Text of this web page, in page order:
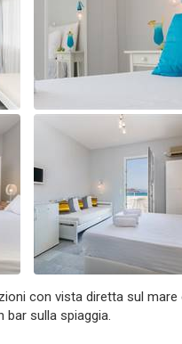
con vista diretta sul mare
sulla spiaggia.